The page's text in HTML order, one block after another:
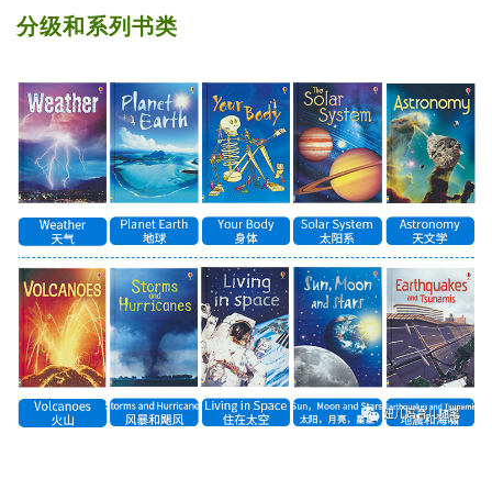
分级和系列书类